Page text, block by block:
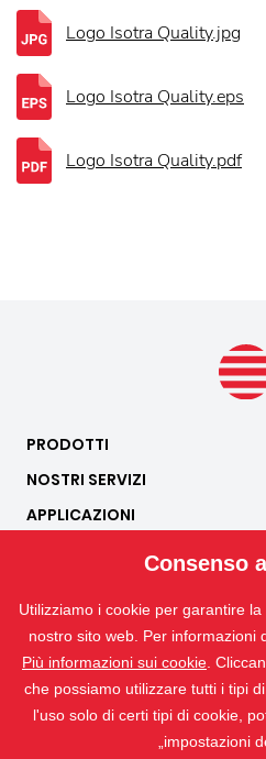
Logo Isotra Quality.jpg
Logo Isotra Quality.eps
Logo Isotra Quality.pdf
PRODOTTI
NOSTRI SERVIZI
APPLICAZIONI
Consenso
Utilizziamo i cookie per garantire
nostro sito web. Per informazioni
Più informazioni sui cookie .
che possiamo utilizzare tutti i tipi
l'uso solo di certi tipi di cookie,
„impostazioni